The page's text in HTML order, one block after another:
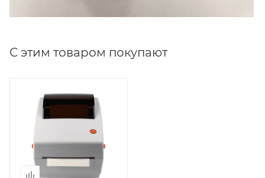
С этим товаром покупают